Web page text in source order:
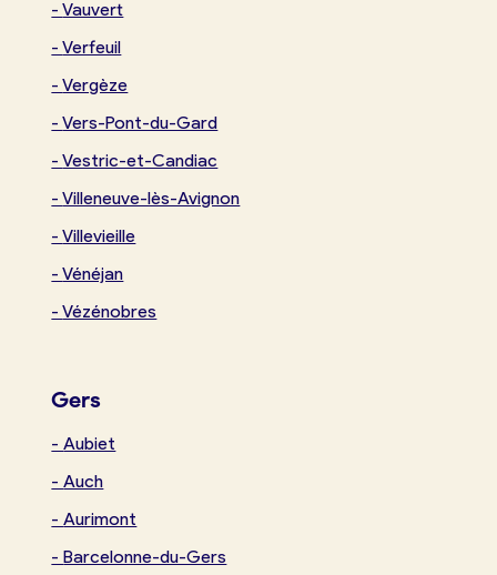
-Vauvert
-Verfeuil
-Vergèze
-Vers-Pont-du-Gard
-Vestric-et-Candiac
-Villeneuve-lès-Avignon
-Villevieille
-Vénéjan
-Vézénobres
Gers
-Aubiet
-Auch
-Aurimont
-Barcelonne-du-Gers